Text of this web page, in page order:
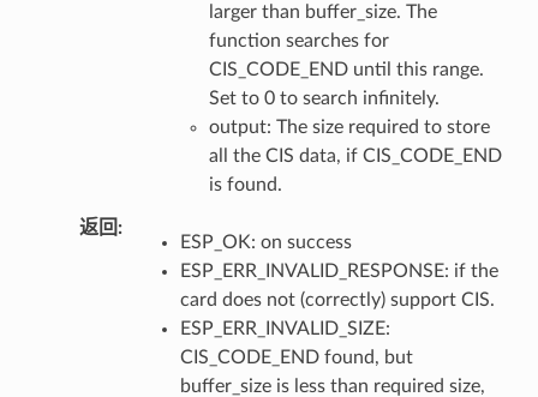
larger than buffer_size. The
function searches for
CIS_CODE_END until this range.
Set to 0 to search infinitely.
output: The size required to store
all the CIS data, if CIS_CODE_END
is found.
返回
ESP_OK: on success
ESP_ERR_INVALID_RESPONSE: if the
card does not (correctly) support CIS.
ESP_ERR_INVALID_SIZE:
CIS_CODE_END found, but
buffer_size is less than required size,